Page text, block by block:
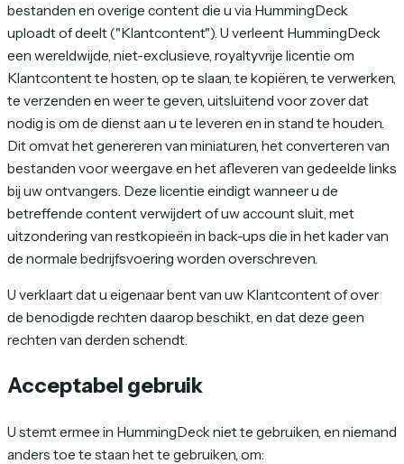
bestanden en overige content die u via HummingDeck
uploadt of deelt ("Klantcontent"). U verleent HummingDeck
een wereldwijde, niet-exclusieve, royaltyvrije licentie om
Klantcontent te hosten, op te slaan, te kopiëren, te verwerken,
te verzenden en weer te geven, uitsluitend voor zover dat
nodig is om de dienst aan u te leveren en in stand te houden.
Dit omvat het genereren van miniaturen, het converteren van
bestanden voor weergave en het afleveren van gedeelde links
bij uw ontvangers. Deze licentie eindigt wanneer u de
betreffende content verwijdert of uw account sluit, met
uitzondering van restkopieën in back-ups die in het kader van
de normale bedrijfsvoering worden overschreven.
U verklaart dat u eigenaar bent van uw Klantcontent of over
de benodigde rechten daarop beschikt, en dat deze geen
rechten van derden schendt.
Acceptabel gebruik
U stemt ermee in HummingDeck niet te gebruiken, en niemand
anders toe te staan het te gebruiken, om: